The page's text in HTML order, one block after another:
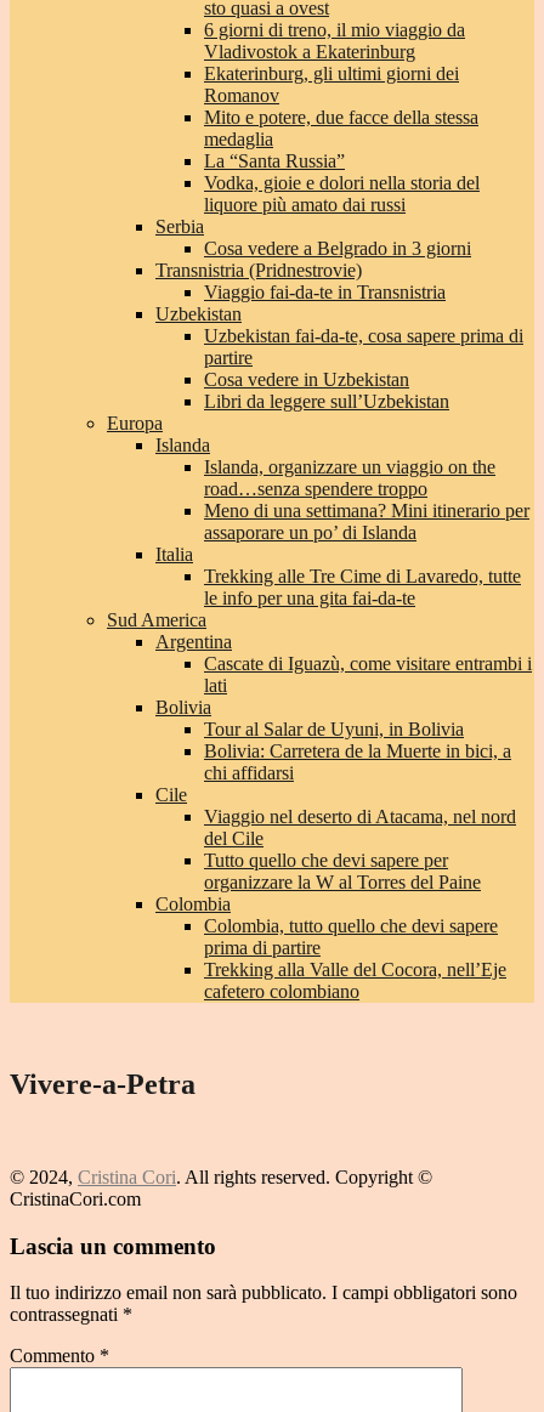
sto quasi a ovest
6 giorni di treno, il mio viaggio da
Vladivostok a Ekaterinburg
Ekaterinburg, gli ultimi giorni dei
Romanov
Mito e potere, due facce della stessa
medaglia
La “Santa Russia”
Vodka, gioie e dolori nella storia del
liquore più amato dai russi
Serbia
Cosa vedere a Belgrado in 3 giorni
Transnistria (Pridnestrovie)
Viaggio fai-da-te in Transnistria
Uzbekistan
Uzbekistan fai-da-te, cosa sapere prima di
partire
Cosa vedere in Uzbekistan
Libri da leggere sull’Uzbekistan
Europa
Islanda
Islanda, organizzare un viaggio on the
road…senza spendere troppo
Meno di una settimana? Mini itinerario per
assaporare un po’ di Islanda
Italia
Trekking alle Tre Cime di Lavaredo, tutte
le info per una gita fai-da-te
Sud America
Argentina
Cascate di Iguazù, come visitare entrambi i
lati
Bolivia
Tour al Salar de Uyuni, in Bolivia
Bolivia: Carretera de la Muerte in bici, a
chi affidarsi
Cile
Viaggio nel deserto di Atacama, nel nord
del Cile
Tutto quello che devi sapere per
organizzare la W al Torres del Paine
Colombia
Colombia, tutto quello che devi sapere
prima di partire
Trekking alla Valle del Cocora, nell’Eje
cafetero colombiano
Vivere-a-Petra
© 2024, Cristina Cori. All rights reserved. Copyright ©
CristinaCori.com
Lascia un commento
Il tuo indirizzo email non sarà pubblicato. I campi obbligatori sono
contrassegnati *
Commento *